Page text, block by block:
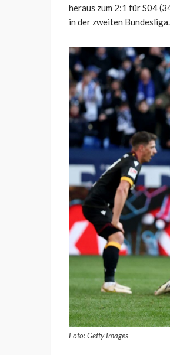
heraus zum 2:1 für S04
in der zweiten
Foto: Getty Images